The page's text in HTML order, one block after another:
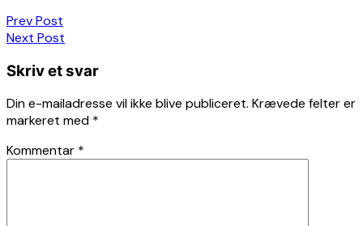
Indlægsnavigation
Prev Post
Next Post
Skriv et svar
Din e-mailadresse vil ikke blive publiceret. Krævede felter er
markeret med *
Kommentar *